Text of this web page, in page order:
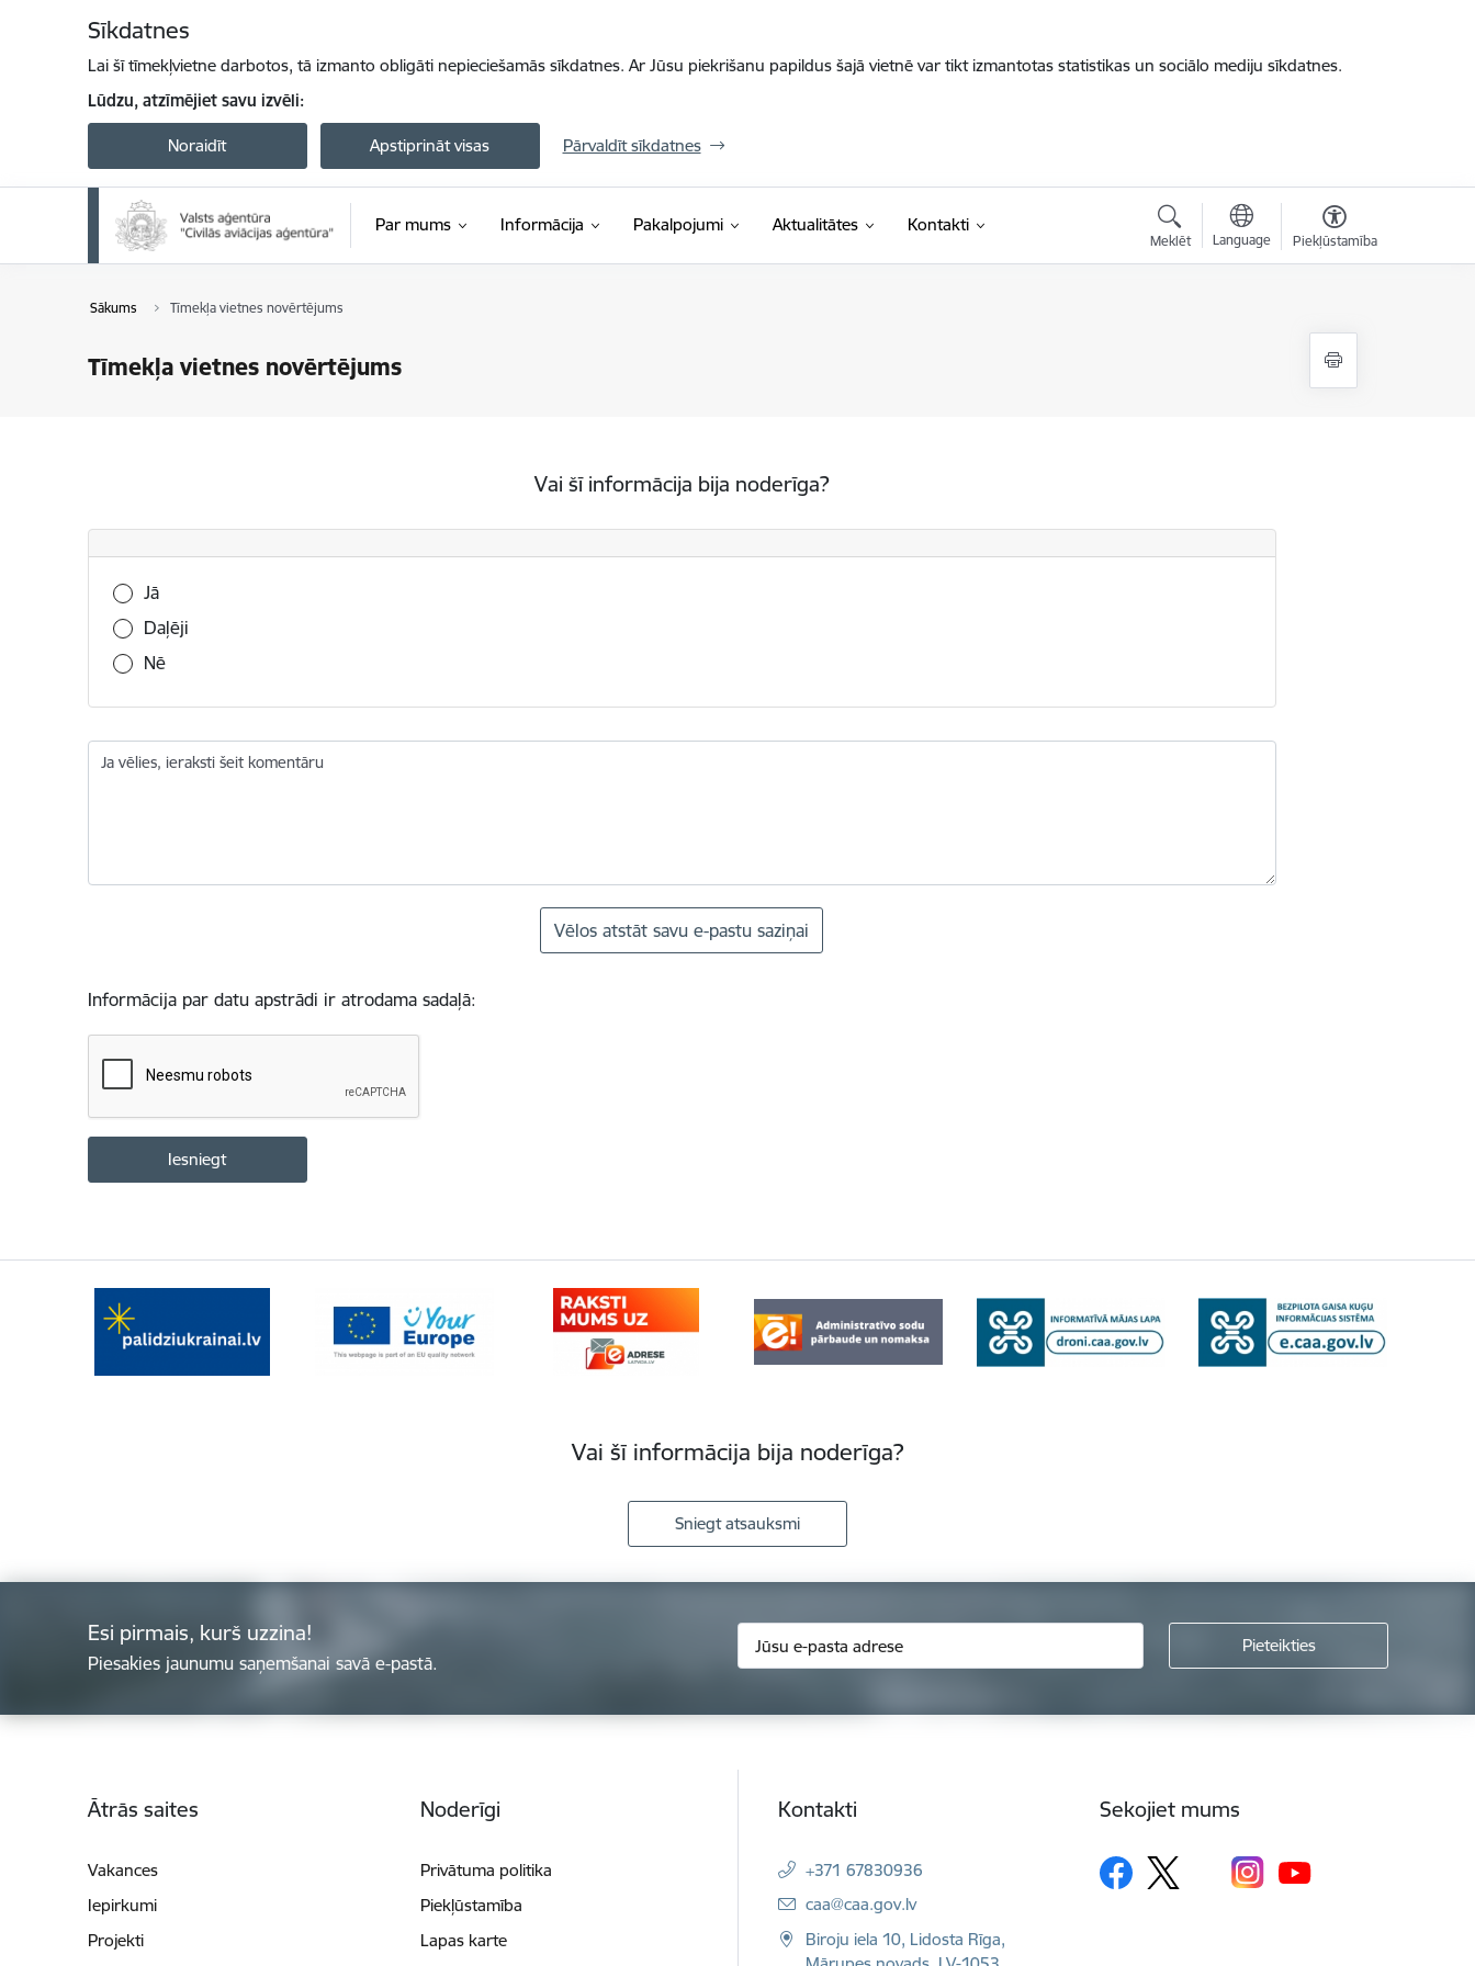
Sīkdatnes
Lai šī tīmekļvietne darbotos, tā izmanto obligāti nepieciešamās sīkdatnes. Ar Jūsu piekrišanu papildus šajā vietnē var tikt izmantotas statistikas un sociālo mediju sīkdatnes.
Lūdzu, atzīmējiet savu izvēli:
Noraidīt Apstiprināt visas Pārvaldīt sīkdatnes
Par mums Informācija Pakalpojumi Aktualitātes Kontakti
Meklēt Language Piekļūstamība
Sākums Tīmekļa vietnes novērtējums
Tīmekļa vietnes novērtējums
Vai šī informācija bija noderīga?
Vai šī informācija bija noderīga?
Jā
Daļēji
Nē
Ja vēlies, ieraksti šeit komentāru
Vēlos atstāt savu e-pastu saziņai
Informācija par datu apstrādi ir atrodama sadaļā:
Vai šī informācija bija noderīga?
Sniegt atsauksmi
Esi pirmais, kurš uzzina!
Piesakies jaunumu saņemšanai savā e-pastā.
Ātrās saites
Vakances
Iepirkumi
Projekti
Noderīgi
Privātuma politika
Piekļūstamība
Lapas karte
Kontakti
+371 67830936
E-pasts:
caa@caa.gov.lv
Biroju iela 10, Lidosta Rīga,
Sekojiet mums